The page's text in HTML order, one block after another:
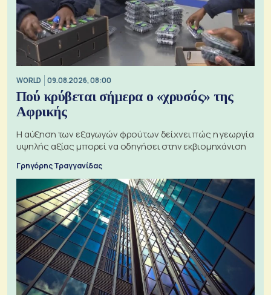
WORLD 09.08.2026, 08:00
Πού κρύβεται σήμερα ο «χρυσός» της
Αφρικής
Η αύξηση των εξαγωγών φρούτων δείχνει πώς η γεωργία
υψηλής αξίας μπορεί να οδηγήσει στην εκβιομηχάνιση
Γρηγόρης Τραγγανίδας